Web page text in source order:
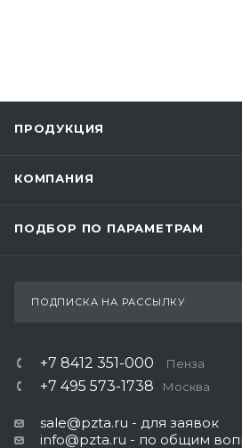
ПРОДУКЦИЯ
КОМПАНИЯ
ПОДБОР ПО ПАРАМЕТРАМ
ПОДПИСКА НА РАССЫЛКУ
+7 8412 351-000 Пенза
+7 495 573-1738 Москва
sale@pzta.ru - для заявок
info@pzta.ru - по общим